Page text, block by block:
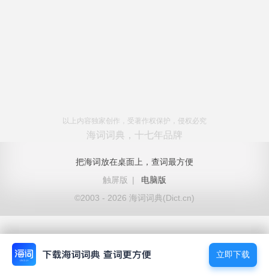
以上内容独家创作，受著作权保护，侵权必究
海词词典，十七年品牌
把海词放在桌面上，查词最方便
触屏版
|
电脑版
©2003 - 2026 海词词典(Dict.cn)
立即下载
立即下载